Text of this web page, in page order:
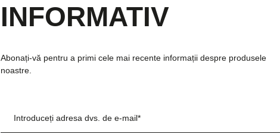
INFORMATIV
Abonați-vă pentru a primi cele mai recente informații despre produsele
noastre.
Introduceți adresa dvs. de e-mail*